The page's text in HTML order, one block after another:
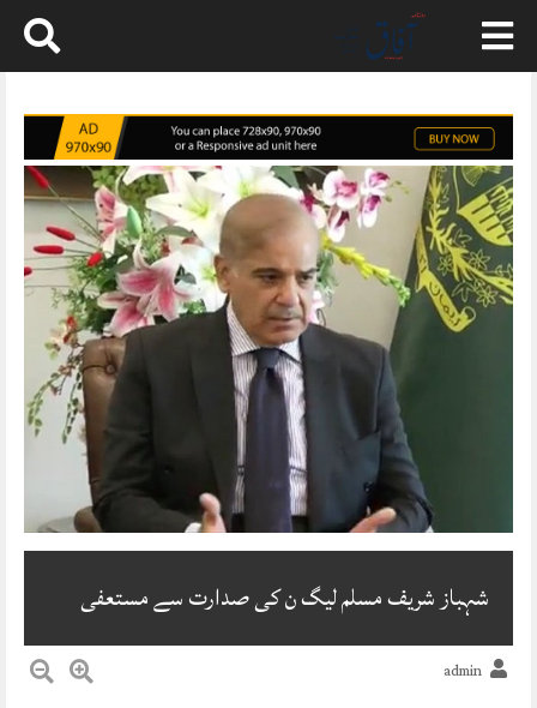
Skip
content
شہباز شریف مسلم لیگ ن کی صدارت سے مستعفی
admin